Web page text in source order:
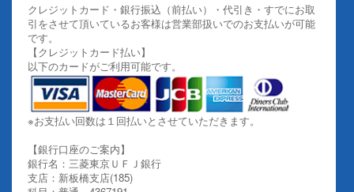
クレジットカード・銀行振込（前払い）・代引き・すでにお取
引をさせて頂いているお客様は営業部扱いでのお支払いが可能
です。
【クレジットカード払い】
以下のカードがご利用可能です。
※お支払い回数は１回払いとさせていただきます。
【銀行口座のご案内】
銀行名：三菱東京ＵＦＪ銀行
支店：新板橋支店(185)